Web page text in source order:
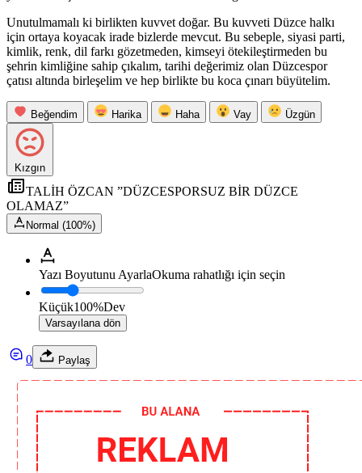
Unutulmamalı ki birlikten kuvvet doğar. Bu kuvveti Düzce halkı
için ortaya koyacak irade bizlerde mevcut. Bu sebeple, siyasi parti,
kimlik, renk, dil farkı gözetmeden, kimseyi ötekileştirmeden bu
şehrin kimliğine sahip çıkalım, tarihi değerimiz olan Düzcespor
çatısı altında birleşelim ve hep birlikte bu koca çınarı büyütelim.
Beğendim Harika Haha Vay Üzgün
Kızgın
TALİH ÖZCAN ”DÜZCESPORSUZ BİR DÜZCE
OLAMAZ”
Normal (100%)
Yazı Boyutunu AyarlaOkuma rahatlığı için seçin
Küçük100%Dev
Varsayılana dön
0 Paylaş